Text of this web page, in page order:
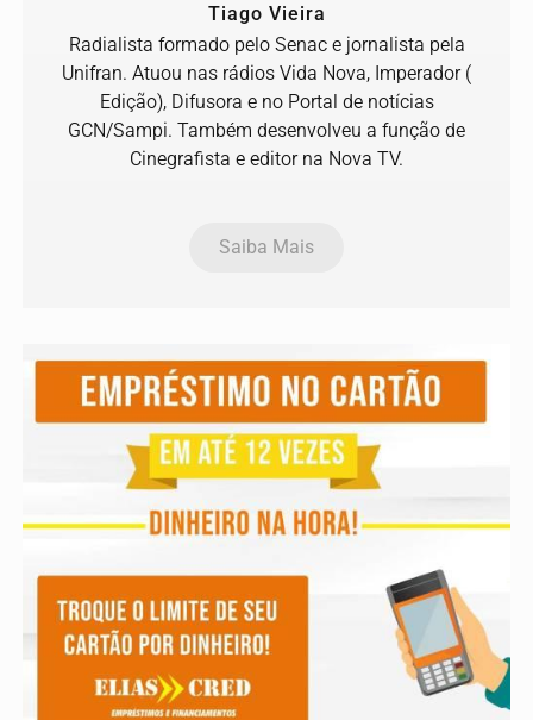
Tiago Vieira
Radialista formado pelo Senac e jornalista pela
Unifran. Atuou nas rádios Vida Nova, Imperador (
Edição), Difusora e no Portal de notícias
GCN/Sampi. Também desenvolveu a função de
Cinegrafista e editor na Nova TV.
Saiba Mais